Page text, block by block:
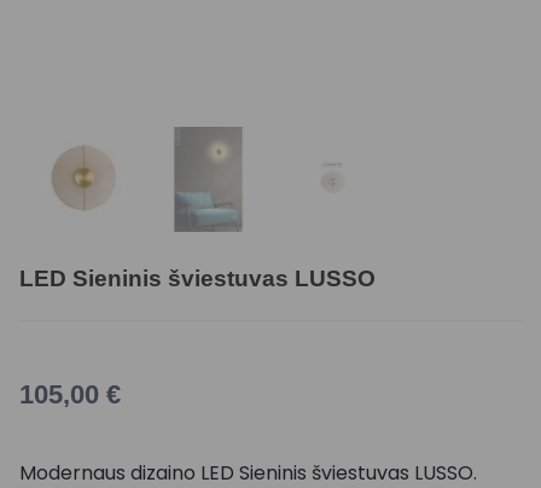
LED Sieninis šviestuvas LUSSO
105,00 €
Modernaus dizaino LED Sieninis šviestuvas LUSSO.